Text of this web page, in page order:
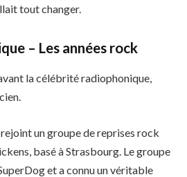
tout changer.
– Les années rock
la célébrité radiophonique,
un groupe de reprises rock
basé à Strasbourg. Le groupe
et a connu un véritable